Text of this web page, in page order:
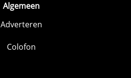
Algemeen
Adverteren
Colofon